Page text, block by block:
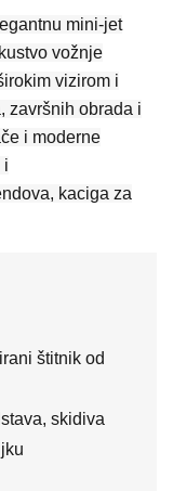
mini-jet
vožnje
vizirom i
završnih obrada i
i moderne
i
kaciga za
štitnik od
skidiva